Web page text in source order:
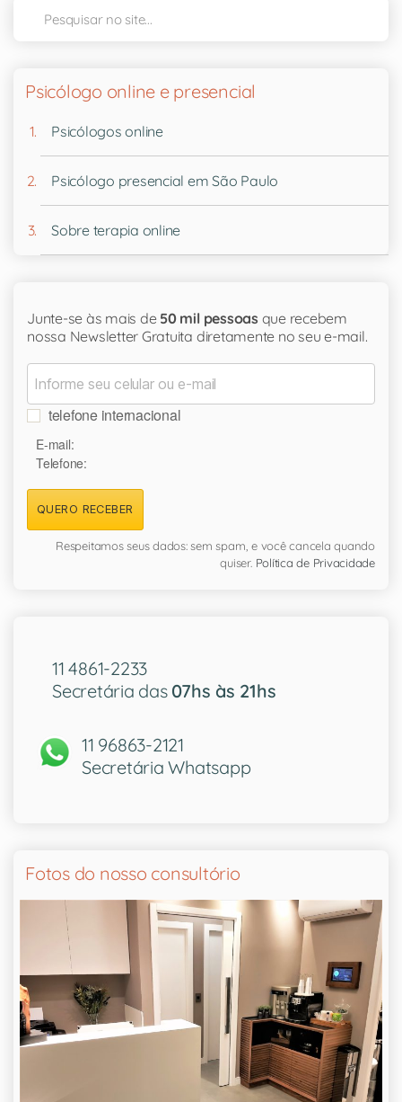
Psicólogo online e presencial
Psicólogos online
Psicólogo presencial em São Paulo
Sobre terapia online
Junte-se às mais de 50 mil pessoas que recebem
nossa Newsletter Gratuita diretamente no seu e-mail.
telefone internacional
E-mail:
Telefone:
QUERO RECEBER
Respeitamos seus dados: sem spam, e você cancela quando
quiser. Política de Privacidade
11 4861-2233
Secretária das 07hs às 21hs
11 96863-2121
Secretária Whatsapp
Fotos do nosso consultório